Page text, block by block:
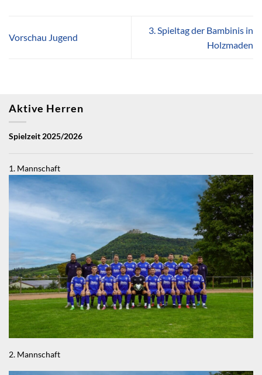
Vorschau Jugend
3. Spieltag der Bambinis in
Holzmaden
Aktive Herren
Spielzeit 2025/2026
1. Mannschaft
2. Mannschaft